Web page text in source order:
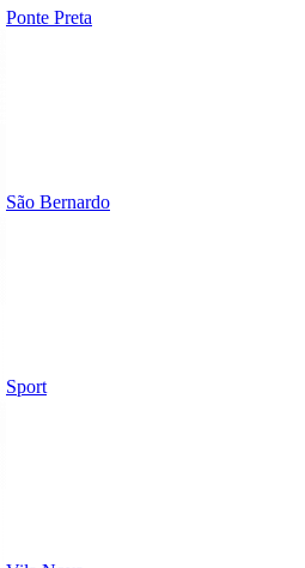
Ponte Preta
São Bernardo
Sport